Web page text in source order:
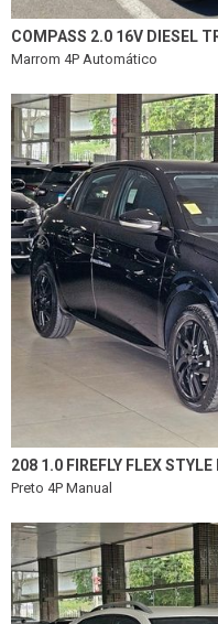
COMPASS 2.0 16V DIESEL
Marrom 4P Automático
208 1.0 FIREFLY FLEX
Preto 4P Manual